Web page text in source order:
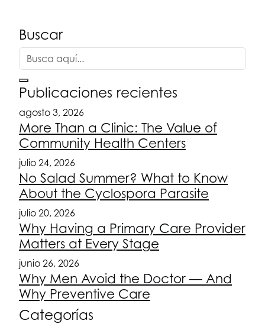
Buscar
Publicaciones recientes
agosto 3, 2026
More Than a Clinic: The Value of
Community Health Centers
julio 24, 2026
No Salad Summer? What to Know
About the Cyclospora Parasite
julio 20, 2026
Why Having a Primary Care Provider
Matters at Every Stage
junio 26, 2026
Why Men Avoid the Doctor — And
Why Preventive Care
Categorías